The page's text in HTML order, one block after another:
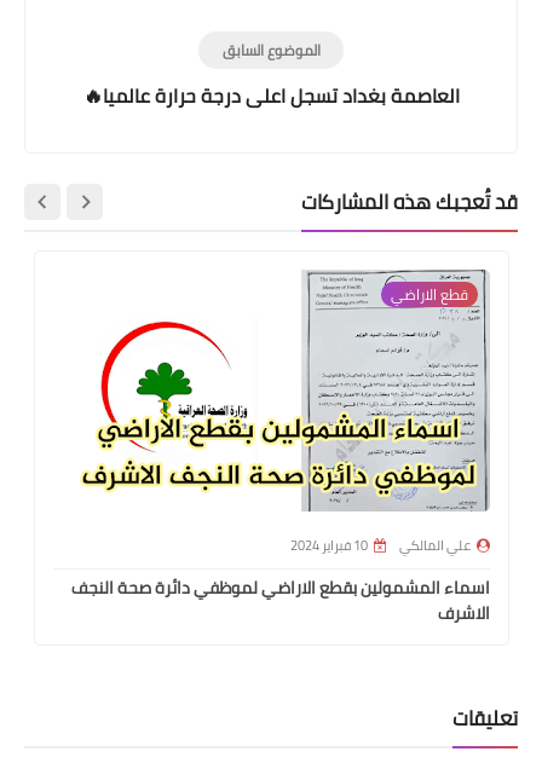
الموضوع السابق
العاصمة بغداد تسجل اعلى درجة حرارة عالميا🔥
قد تُعجبك هذه المشاركات
قطع الاراضي
علي المالكي 10 فبراير 2024
اسماء المشمولين بقطع الاراضي لموظفي دائرة صحة النجف
الاشرف
تعليقات